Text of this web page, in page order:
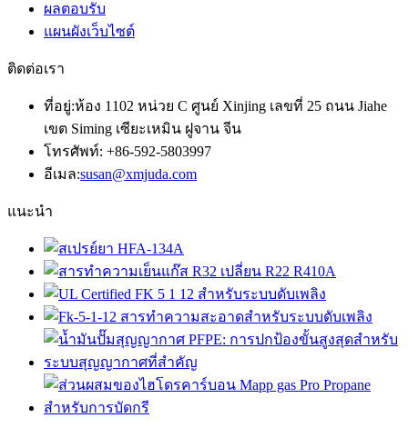
ผลตอบรับ
แผนผังเว็บไซต์
ติดต่อเรา
ที่อยู่:ห้อง 1102 หน่วย C ศูนย์ Xinjing เลขที่ 25 ถนน Jiahe
เขต Siming เซียะเหมิน ฝูจาน จีน
โทรศัพท์: +86-592-5803997
อีเมล:susan@xmjuda.com
แนะนำ